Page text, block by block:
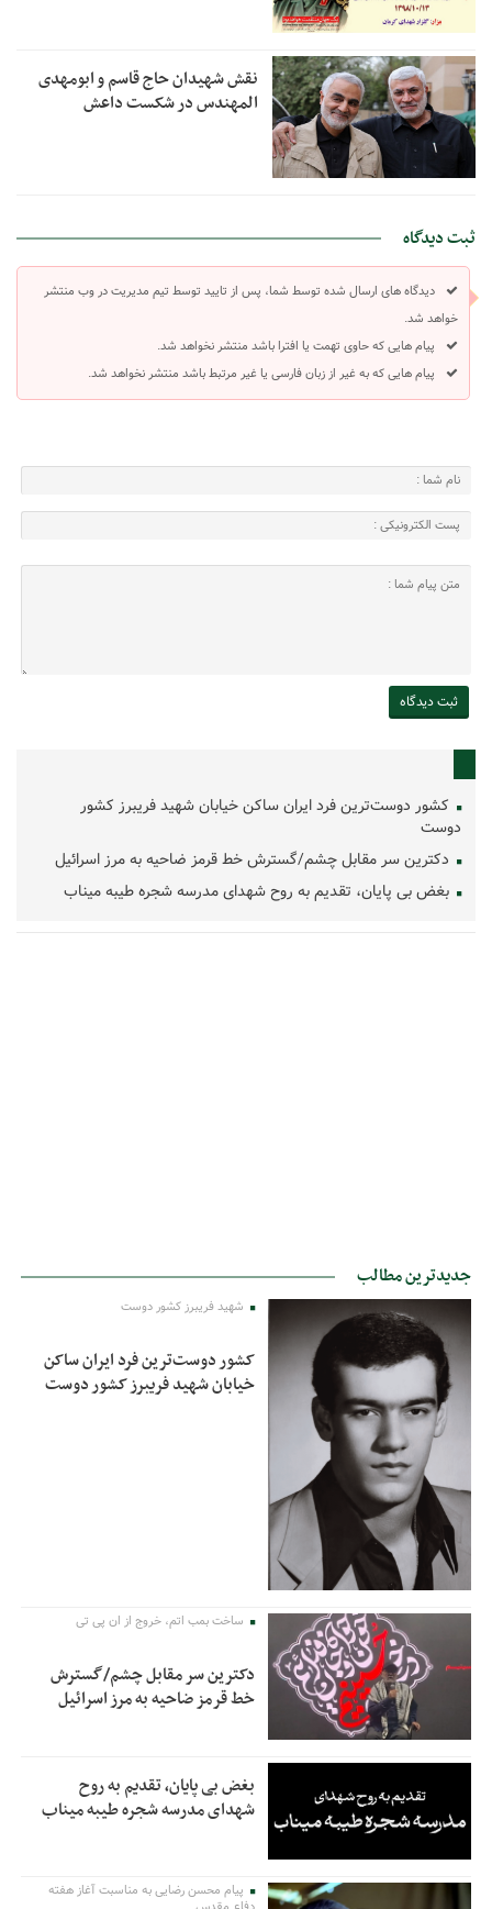
نقش شهیدان حاج قاسم و ابومهدی
المهندس در شکست داعش
ثبت دیدگاه
دیدگاه های ارسال شده توسط شما، پس از تایید توسط تیم مدیریت در وب منتشر
خواهد شد.
پیام هایی که حاوی تهمت یا افترا باشد منتشر نخواهد شد.
پیام هایی که به غیر از زبان فارسی یا غیر مرتبط باشد منتشر نخواهد شد.
کشور دوست‌ترین فرد ایران ساکن خیابان شهید فریبرز کشور
دوست
دکترین سر مقابل چشم/گسترش خط قرمز ضاحیه به مرز اسرائیل
بغض بی پایان، تقدیم به روح شهدای مدرسه شجره طیبه میناب
جدیدترین مطالب
شهید فریبرز کشور دوست
کشور دوست‌ترین فرد ایران ساکن
خیابان شهید فریبرز کشور دوست
ساخت بمب اتم، خروج از ان پی تی
دکترین سر مقابل چشم/گسترش
خط قرمز ضاحیه به مرز اسرائیل
بغض بی پایان، تقدیم به روح
شهدای مدرسه شجره طیبه میناب
پیام محسن رضایی به مناسبت آغاز هفته